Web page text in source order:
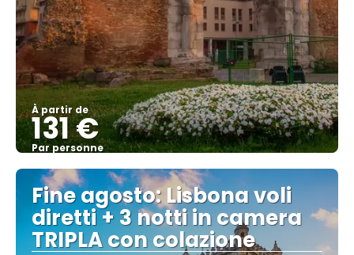
À partir de
131 €
Par personne
Afficher
Fine agosto: Lisbona voli
diretti + 3 notti in camera
TRIPLA con colazione